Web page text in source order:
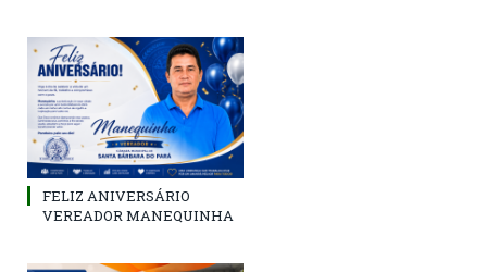
FELIZ ANIVERSÁRIO
VEREADOR MANEQUINHA